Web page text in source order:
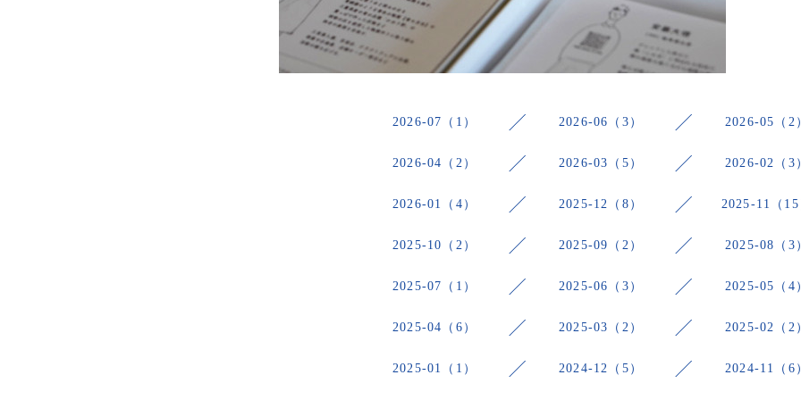
2026-07（1） 2026-06（3） 2026-05（2
2026-04（2） 2026-03（5） 2026-02（3
2026-01（4） 2025-12（8） 2025-11（15
2025-10（2） 2025-09（2） 2025-08（3
2025-07（1） 2025-06（3） 2025-05（4
2025-04（6） 2025-03（2） 2025-02（2
2025-01（1） 2024-12（5） 2024-11（6